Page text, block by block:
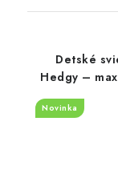
Detské
Hedgy –
Novinka